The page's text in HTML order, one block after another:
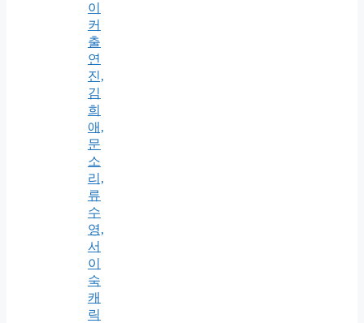
이
커
출
연
진,
김
희
애,
문
소
리,
류
수
영,
서
이
숙
캐
릭